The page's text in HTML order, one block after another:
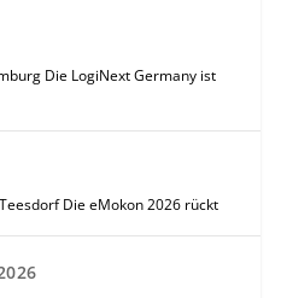
Die LogiNext Germany ist
Die eMokon 2026 rückt